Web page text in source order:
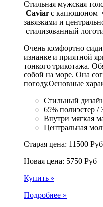
Стильная мужская
Caviar с капюшоном
завязками и
стилизованный
Очень комфортно
изнанке и приятной
тонкого трикотажа.
собой на море. Она
погоду.Основные
Стильный
65% полиэстер /
Внутри мягкая
Центральная
Старая цена: 11500 Руб
Новая цена: 5750 Руб
Купить »
Подробнее »